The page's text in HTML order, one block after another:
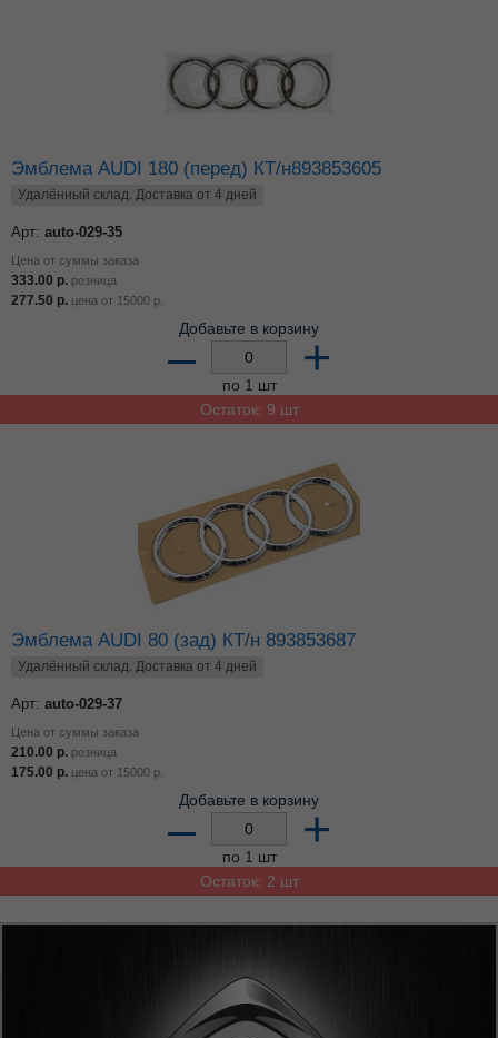
Эмблема AUDI 180 (перед) КТ/н893853605
Удалённый склад. Доставка от 4 дней
Арт: auto-029-35
Цена от суммы заказа
333.00 р. розница
277.50 р. цена от 15000 р.
Добавьте в корзину
– +
по 1 шт
Остаток: 9 шт
Эмблема AUDI 80 (зад) КТ/н 893853687
Удалённый склад. Доставка от 4 дней
Арт: auto-029-37
Цена от суммы заказа
210.00 р. розница
175.00 р. цена от 15000 р.
Добавьте в корзину
– +
по 1 шт
Остаток: 2 шт